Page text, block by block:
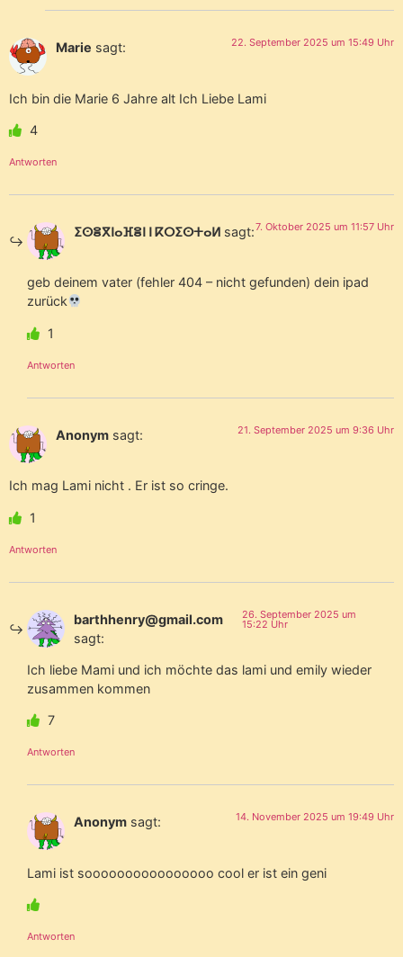
Marie sagt: 22. September 2025 um 15:49 Uhr
Ich bin die Marie 6 Jahre alt Ich Liebe Lami
4
Antworten
ⵉⵙⴻⴳⵏⴰⴼⴻⵏ ⵏ ⴽⵔⵉⵙⵜⴰⵍ sagt:7. Oktober 2025 um 11:57 Uhr
geb deinem vater (fehler 404 – nicht gefunden) dein ipad
zurück
1
Antworten
Anonym sagt: 21. September 2025 um 9:36 Uhr
Ich mag Lami nicht . Er ist so cringe.
1
Antworten
barthhenry@gmail.com
sagt:
26. September 2025 um
15:22 Uhr
Ich liebe Mami und ich möchte das lami und emily wieder
zusammen kommen
7
Antworten
Anonym sagt: 14. November 2025 um 19:49 Uhr
Lami ist soooooooooooooooo cool er ist ein geni
Antworten